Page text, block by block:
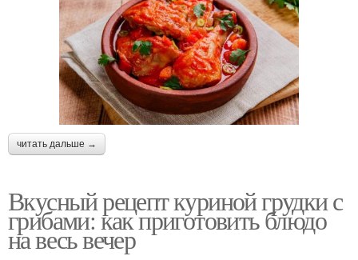
читать дальше →
Вкусный рецепт куриной грудки с
грибами: как приготовить блюдо
на весь вечер